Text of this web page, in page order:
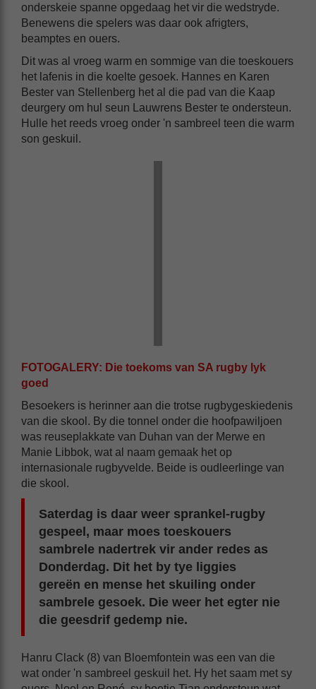
onderskeie spanne opgedaag het vir die wedstryde.
Benewens die spelers was daar ook afrigters,
beamptes en ouers.
Dit was al vroeg warm en sommige van die toeskouers
het lafenis in die koelte gesoek. Hannes en Karen
Bester van Stellenberg het al die pad van die Kaap
deurgery om hul seun Lauwrens Bester te ondersteun.
Hulle het reeds vroeg onder 'n sambreel teen die warm
son geskuil.
FOTOGALERY: Die toekoms van SA rugby lyk
goed
Besoekers is herinner aan die trotse rugbygeskiedenis
van die skool. By die tonnel onder die hoofpawiljoen
was reuseplakkate van Duhan van der Merwe en
Manie Libbok, wat al naam gemaak het op
internasionale rugbyvelde. Beide is oudleerlinge van
die skool.
Saterdag is daar weer sprankel-rugby
gespeel, maar moes toeskouers
sambrele nadertrek vir ander redes as
Donderdag. Dit het by tye liggies
gereën en mense het skuiling onder
sambrele gesoek. Die weer het egter nie
die geesdrif gedemp nie.
Hanru Clack (8) van Bloemfontein was een van die
wat onder 'n sambreel geskuil het. Hy het saam met sy